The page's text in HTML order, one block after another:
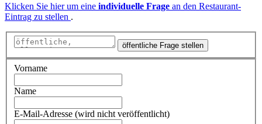
Klicken Sie hier um eine individuelle Frage an den Restaurant-
Eintrag zu stellen .
öffentliche Frage stellen
Vorname
Name
E-Mail-Adresse (wird nicht veröffentlicht)